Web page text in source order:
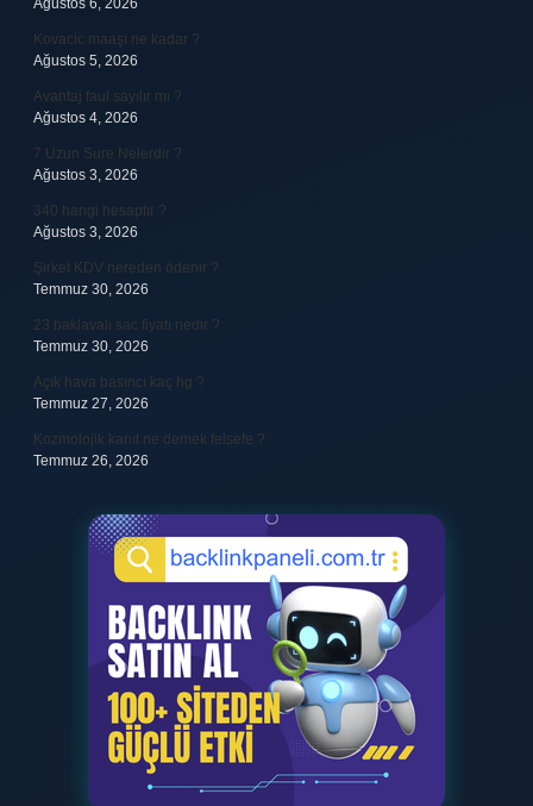
Ağustos 6, 2026
Kovacic maaşı ne kadar ?
Ağustos 5, 2026
Avantaj faul sayılır mı ?
Ağustos 4, 2026
7 Uzun Sure Nelerdir ?
Ağustos 3, 2026
340 hangi hesaptır ?
Ağustos 3, 2026
Şirket KDV nereden ödenir ?
Temmuz 30, 2026
23 baklavalı sac fiyatı nedir ?
Temmuz 30, 2026
Açık hava basıncı kaç hg ?
Temmuz 27, 2026
Kozmolojik kanıt ne demek felsefe ?
Temmuz 26, 2026